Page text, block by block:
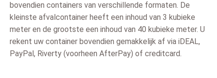
bovendien containers van verschillende formaten. De
kleinste afvalcontainer heeft een inhoud van 3 kubieke
meter en de grootste een inhoud van 40 kubieke meter. U
rekent uw container bovendien gemakkelijk af via iDEAL,
PayPal, Riverty (voorheen AfterPay) of creditcard.